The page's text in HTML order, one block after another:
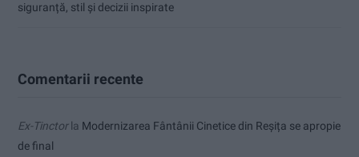
siguranță, stil și decizii inspirate
Comentarii recente
Ex-Tinctorla Modernizarea Fântânii Cinetice din Reșița se apropie
de final